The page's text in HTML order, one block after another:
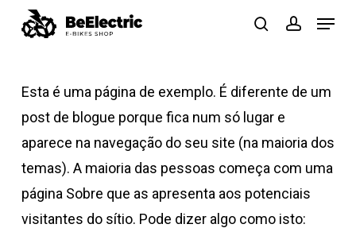
Saltar
para
conteúdo
principal
pesquisa
conta
Menu
Esta é uma página de exemplo. É diferente de um
post de blogue porque fica num só lugar e
aparece na navegação do seu site (na maioria dos
temas). A maioria das pessoas começa com uma
página Sobre que as apresenta aos potenciais
visitantes do sítio. Pode dizer algo como isto: